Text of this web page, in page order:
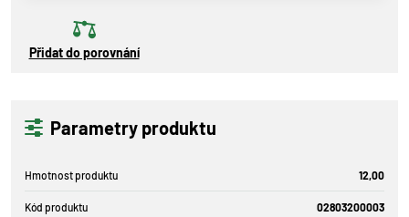
Přidat do porovnání
Parametry produktu
Hmotnost produktu 12,00
Kód produktu 02803200003